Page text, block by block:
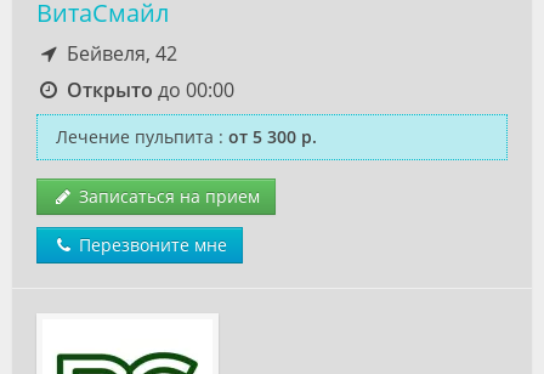
ВитаСмайл
Бейвеля, 42
Открыто до 00:00
Лечение пульпита : от 5 300 р.
Записаться на прием
Перезвоните мне